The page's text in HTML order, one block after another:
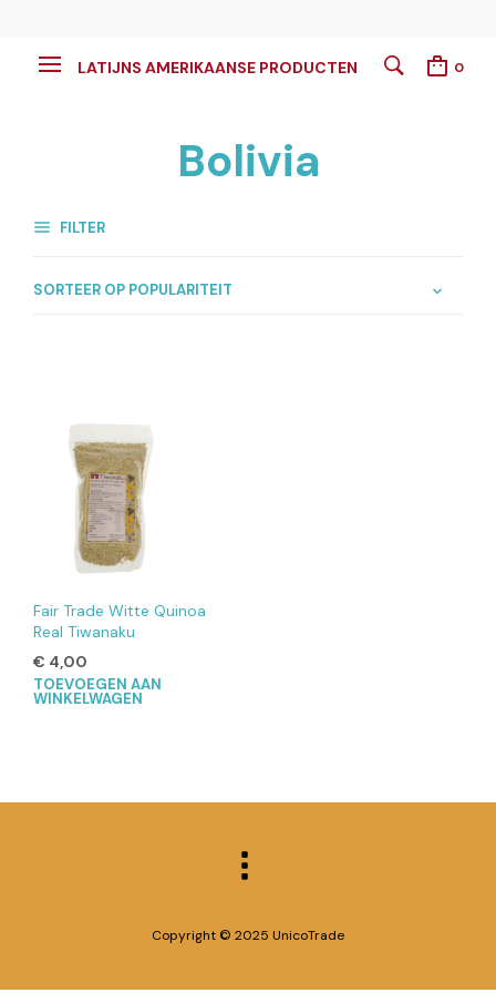
LATIJNS AMERIKAANSE PRODUCTEN 0
Bolivia
FILTER
Fair Trade Witte Quinoa
Real Tiwanaku
€ 4,00
TOEVOEGEN AAN
WINKELWAGEN
Copyright © 2025 UnicoTrade